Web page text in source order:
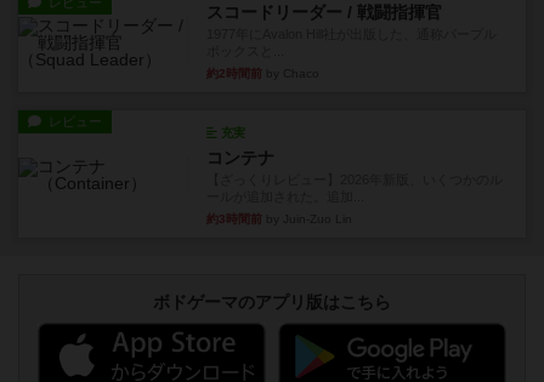
スコードリーダー / 戦闘指揮官
約2時間前
レビュー
充実
コンテナ
約3時間前
ボドゲーマのアプリ版はこちら